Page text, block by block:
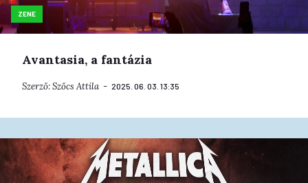
ZENE
Avantasia, a fantázia
Szerző:Szőcs Attila 2025. 06. 03. 13:35